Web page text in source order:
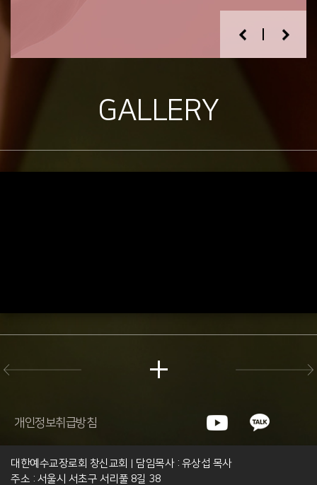
GALLERY
개인정보취급방침
대한예수교장로회 창신교회 | 담임목사 : 유상섭 목사
주소 : 서울시 서초구 서리풀 8길 38